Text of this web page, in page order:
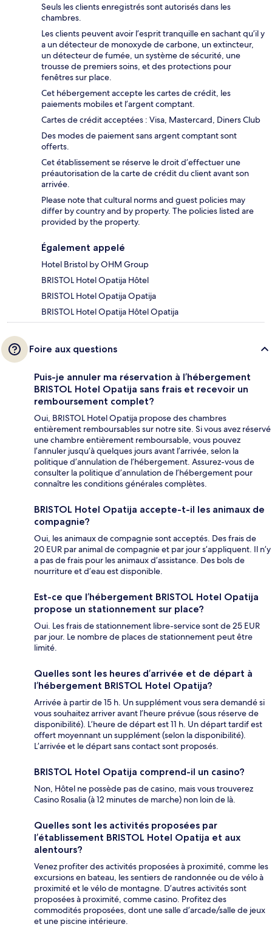
Seuls les clients enregistrés sont autorisés dans les
chambres.
Les clients peuvent avoir l’esprit tranquille en sachant qu’il y
a un détecteur de monoxyde de carbone, un extincteur,
un détecteur de fumée, un système de sécurité, une
trousse de premiers soins, et des protections pour
fenêtres sur place.
Cet hébergement accepte les cartes de crédit, les
paiements mobiles et l’argent comptant.
Cartes de crédit acceptées : Visa, Mastercard, Diners Club
Des modes de paiement sans argent comptant sont
offerts.
Cet établissement se réserve le droit d’effectuer une
préautorisation de la carte de crédit du client avant son
arrivée.
Please note that cultural norms and guest policies may
differ by country and by property. The policies listed are
provided by the property.
Également appelé
Hotel Bristol by OHM Group
BRISTOL Hotel Opatija Hôtel
BRISTOL Hotel Opatija Opatija
BRISTOL Hotel Opatija Hôtel Opatija
Foire aux questions
Puis-je annuler ma réservation à l’hébergement
BRISTOL Hotel Opatija sans frais et recevoir un
remboursement complet?
Oui, BRISTOL Hotel Opatija propose des chambres
entièrement remboursables sur notre site. Si vous avez réservé
une chambre entièrement remboursable, vous pouvez
l’annuler jusqu’à quelques jours avant l’arrivée, selon la
politique d’annulation de l’hébergement. Assurez-vous de
consulter la politique d’annulation de l’hébergement pour
connaître les conditions générales complètes.
BRISTOL Hotel Opatija accepte-t-il les animaux de
compagnie?
Oui, les animaux de compagnie sont acceptés. Des frais de
20 EUR par animal de compagnie et par jour s’appliquent. Il n’y
a pas de frais pour les animaux d’assistance. Des bols de
nourriture et d’eau est disponible.
Est-ce que l’hébergement BRISTOL Hotel Opatija
propose un stationnement sur place?
Oui. Les frais de stationnement libre-service sont de 25 EUR
par jour. Le nombre de places de stationnement peut être
limité.
Quelles sont les heures d’arrivée et de départ à
l’hébergement BRISTOL Hotel Opatija?
Arrivée à partir de 15 h. Un supplément vous sera demandé si
vous souhaitez arriver avant l’heure prévue (sous réserve de
disponibilité). L’heure de départ est 11 h. Un départ tardif est
offert moyennant un supplément (selon la disponibilité).
L’arrivée et le départ sans contact sont proposés.
BRISTOL Hotel Opatija comprend-il un casino?
Non, Hôtel ne possède pas de casino, mais vous trouverez
Casino Rosalia (à 12 minutes de marche) non loin de là.
Quelles sont les activités proposées par
l’établissement BRISTOL Hotel Opatija et aux
alentours?
Venez profiter des activités proposées à proximité, comme les
excursions en bateau, les sentiers de randonnée ou de vélo à
proximité et le vélo de montagne. D’autres activités sont
proposées à proximité, comme casino. Profitez des
commodités proposées, dont une salle d’arcade/salle de jeux
et une piscine intérieure.